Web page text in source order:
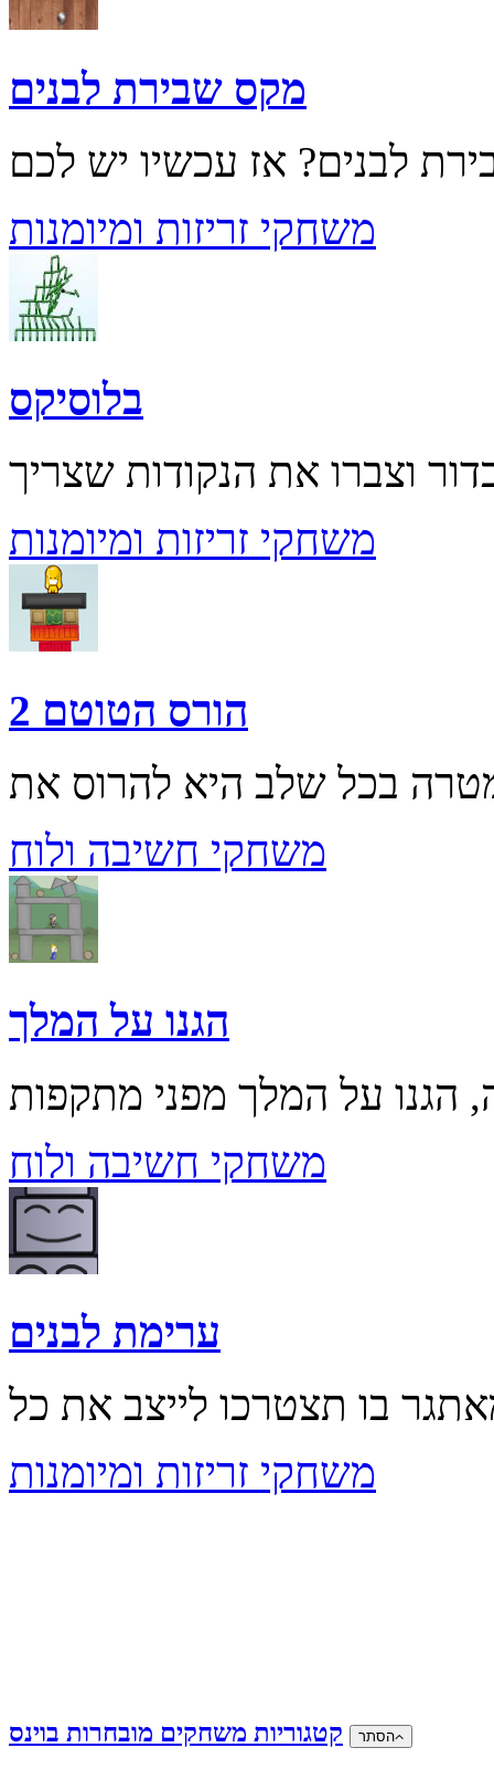
מקס שבירת לבנים
משחקי זריזות ומיומנות
בלוסיקס
משחקי זריזות ומיומנות
הורס הטוטם 2
משחקי חשיבה ולוח
הגנו על המלך
משחקי חשיבה ולוח
ערימת לבנים
משחקי זריזות ומיומנות
קטגוריות משחקים מובחרות בוינס הסתר